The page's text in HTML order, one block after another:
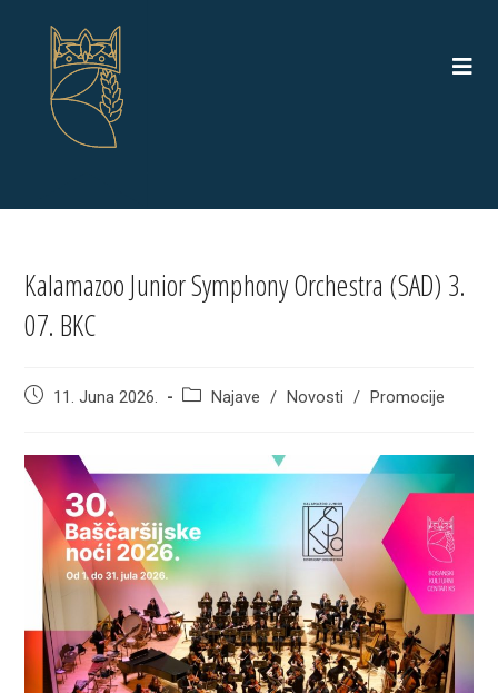
Kalamazoo Junior Symphony Orchestra (SAD) 3.
07. BKC
Post11. Juna 2026.
PostNajave / Novosti / Promocije